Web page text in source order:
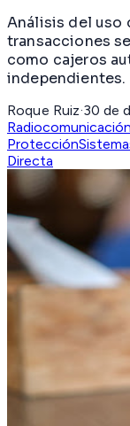
Análisis del uso
transacciones
como cajeros
independientes.
Roque Ruiz·30 de
Radiocomunicación
Protección
Directa